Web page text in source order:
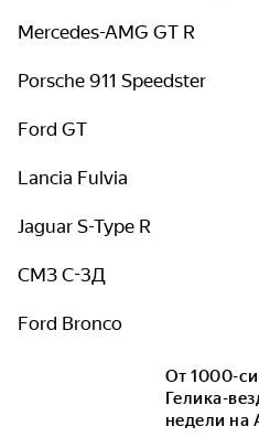
Mercedes-AMG GT R
Porsche 911 Speedster
Ford GT
Lancia Fulvia
Jaguar S-Type R
СМЗ С-3Д
Ford Bronco
От 1000-
Гелика-
недели на